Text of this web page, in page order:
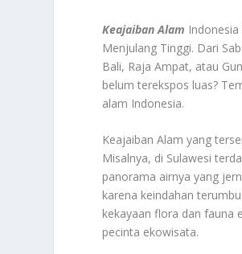
Keajaiban Alam
Menjulang Tinggi. Dari
Bali, Raja Ampat, atau
belum terekspos luas?
alam Indonesia.
Keajaiban Alam yang
Misalnya, di Sulawesi
panorama airnya yang
karena keindahan
kekayaan flora dan fauna
pecinta ekowisata.